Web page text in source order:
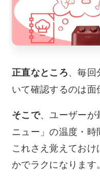
正直なところ、毎回
いて確認するのは面
そこで、ユーザーが
ニュー」の温度・時
これさえ覚えてお
かでラクになります。